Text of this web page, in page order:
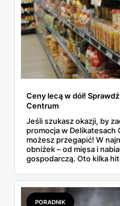
Ceny lecą w dół!
Centrum
Jeśli szukasz okazji, by
promocja w
możesz przegapić! W
obniżek – od mięsa i
gospodarczą. Oto kilka
PORADNIK